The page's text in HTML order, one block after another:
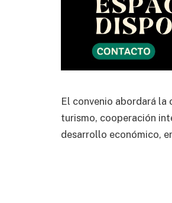
El convenio abordará
turismo, cooperación
desarrollo económico,